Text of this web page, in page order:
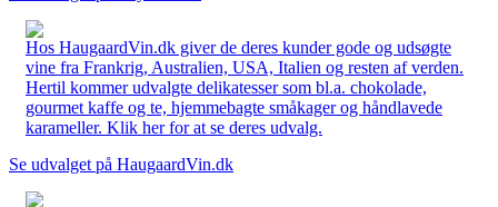
Hos HaugaardVin.dk giver de deres kunder gode og udsøgte
vine fra Frankrig, Australien, USA, Italien og resten af verden.
Hertil kommer udvalgte delikatesser som bl.a. chokolade,
gourmet kaffe og te, hjemmebagte småkager og håndlavede
karameller. Klik her for at se deres udvalg.
Se udvalget på HaugaardVin.dk